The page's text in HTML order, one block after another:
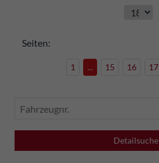
Seiten:
1 ... 15 16 17
Fahrzeugnr.
Detailsuche